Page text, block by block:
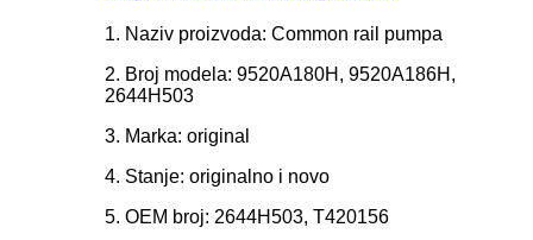
1. Naziv proizvoda: Common rail pumpa
2. Broj modela: 9520A180H, 9520A186H,
2644H503
3. Marka: original
4. Stanje: originalno i novo
5. OEM broj: 2644H503, T420156